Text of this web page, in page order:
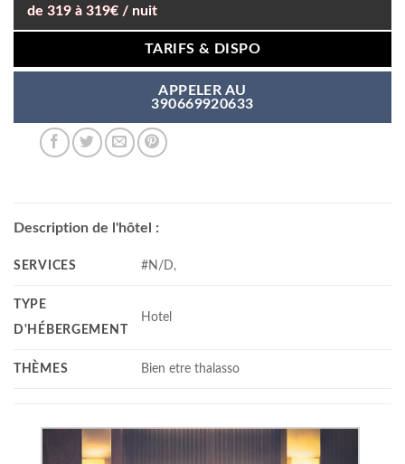
de 319 à 319€ / nuit
TARIFS & DISPO
APPELER AU
390669920633
Description de l'hôtel :
SERVICES #N/D,
TYPE
D'HÉBERGEMENT
Hotel
THÈMES Bien etre thalasso